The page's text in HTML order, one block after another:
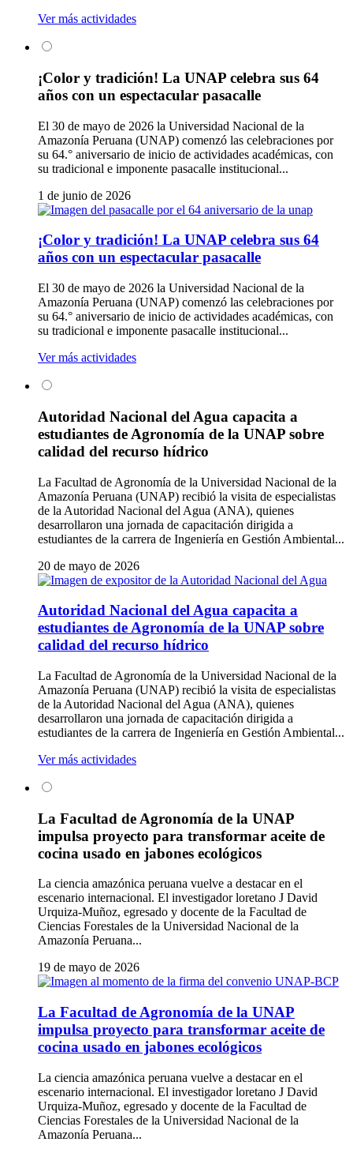
Ver más actividades
¡Color y tradición! La UNAP celebra sus 64
años con un espectacular pasacalle
El 30 de mayo de 2026 la Universidad Nacional de la
Amazonía Peruana (UNAP) comenzó las celebraciones por
su 64.° aniversario de inicio de actividades académicas, con
su tradicional e imponente pasacalle institucional...
1 de junio de 2026
¡Color y tradición! La UNAP celebra sus 64
años con un espectacular pasacalle
El 30 de mayo de 2026 la Universidad Nacional de la
Amazonía Peruana (UNAP) comenzó las celebraciones por
su 64.° aniversario de inicio de actividades académicas, con
su tradicional e imponente pasacalle institucional...
Ver más actividades
Autoridad Nacional del Agua capacita a
estudiantes de Agronomía de la UNAP sobre
calidad del recurso hídrico
La Facultad de Agronomía de la Universidad Nacional de la
Amazonía Peruana (UNAP) recibió la visita de especialistas
de la Autoridad Nacional del Agua (ANA), quienes
desarrollaron una jornada de capacitación dirigida a
estudiantes de la carrera de Ingeniería en Gestión Ambiental...
20 de mayo de 2026
Autoridad Nacional del Agua capacita a
estudiantes de Agronomía de la UNAP sobre
calidad del recurso hídrico
La Facultad de Agronomía de la Universidad Nacional de la
Amazonía Peruana (UNAP) recibió la visita de especialistas
de la Autoridad Nacional del Agua (ANA), quienes
desarrollaron una jornada de capacitación dirigida a
estudiantes de la carrera de Ingeniería en Gestión Ambiental...
Ver más actividades
La Facultad de Agronomía de la UNAP
impulsa proyecto para transformar aceite de
cocina usado en jabones ecológicos
La ciencia amazónica peruana vuelve a destacar en el
escenario internacional. El investigador loretano J David
Urquiza-Muñoz, egresado y docente de la Facultad de
Ciencias Forestales de la Universidad Nacional de la
Amazonía Peruana...
19 de mayo de 2026
La Facultad de Agronomía de la UNAP
impulsa proyecto para transformar aceite de
cocina usado en jabones ecológicos
La ciencia amazónica peruana vuelve a destacar en el
escenario internacional. El investigador loretano J David
Urquiza-Muñoz, egresado y docente de la Facultad de
Ciencias Forestales de la Universidad Nacional de la
Amazonía Peruana...